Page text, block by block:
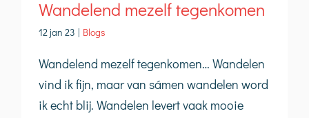
Wandelend mezelf tegenkomen
12 jan 23 | Blogs
Wandelend mezelf tegenkomen… Wandelen
vind ik fijn, maar van sámen wandelen word
ik echt blij. Wandelen levert vaak mooie